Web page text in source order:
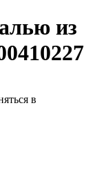
из
в